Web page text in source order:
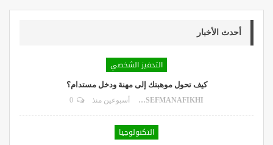
أحدث الأخبار
التحفيز الشخصي
كيف تحول موهبتك إلى مهنة ودخل مستدام؟
DR.YOUSEFMANAFIKHI أسبوعين منذ
التكنولوجيا